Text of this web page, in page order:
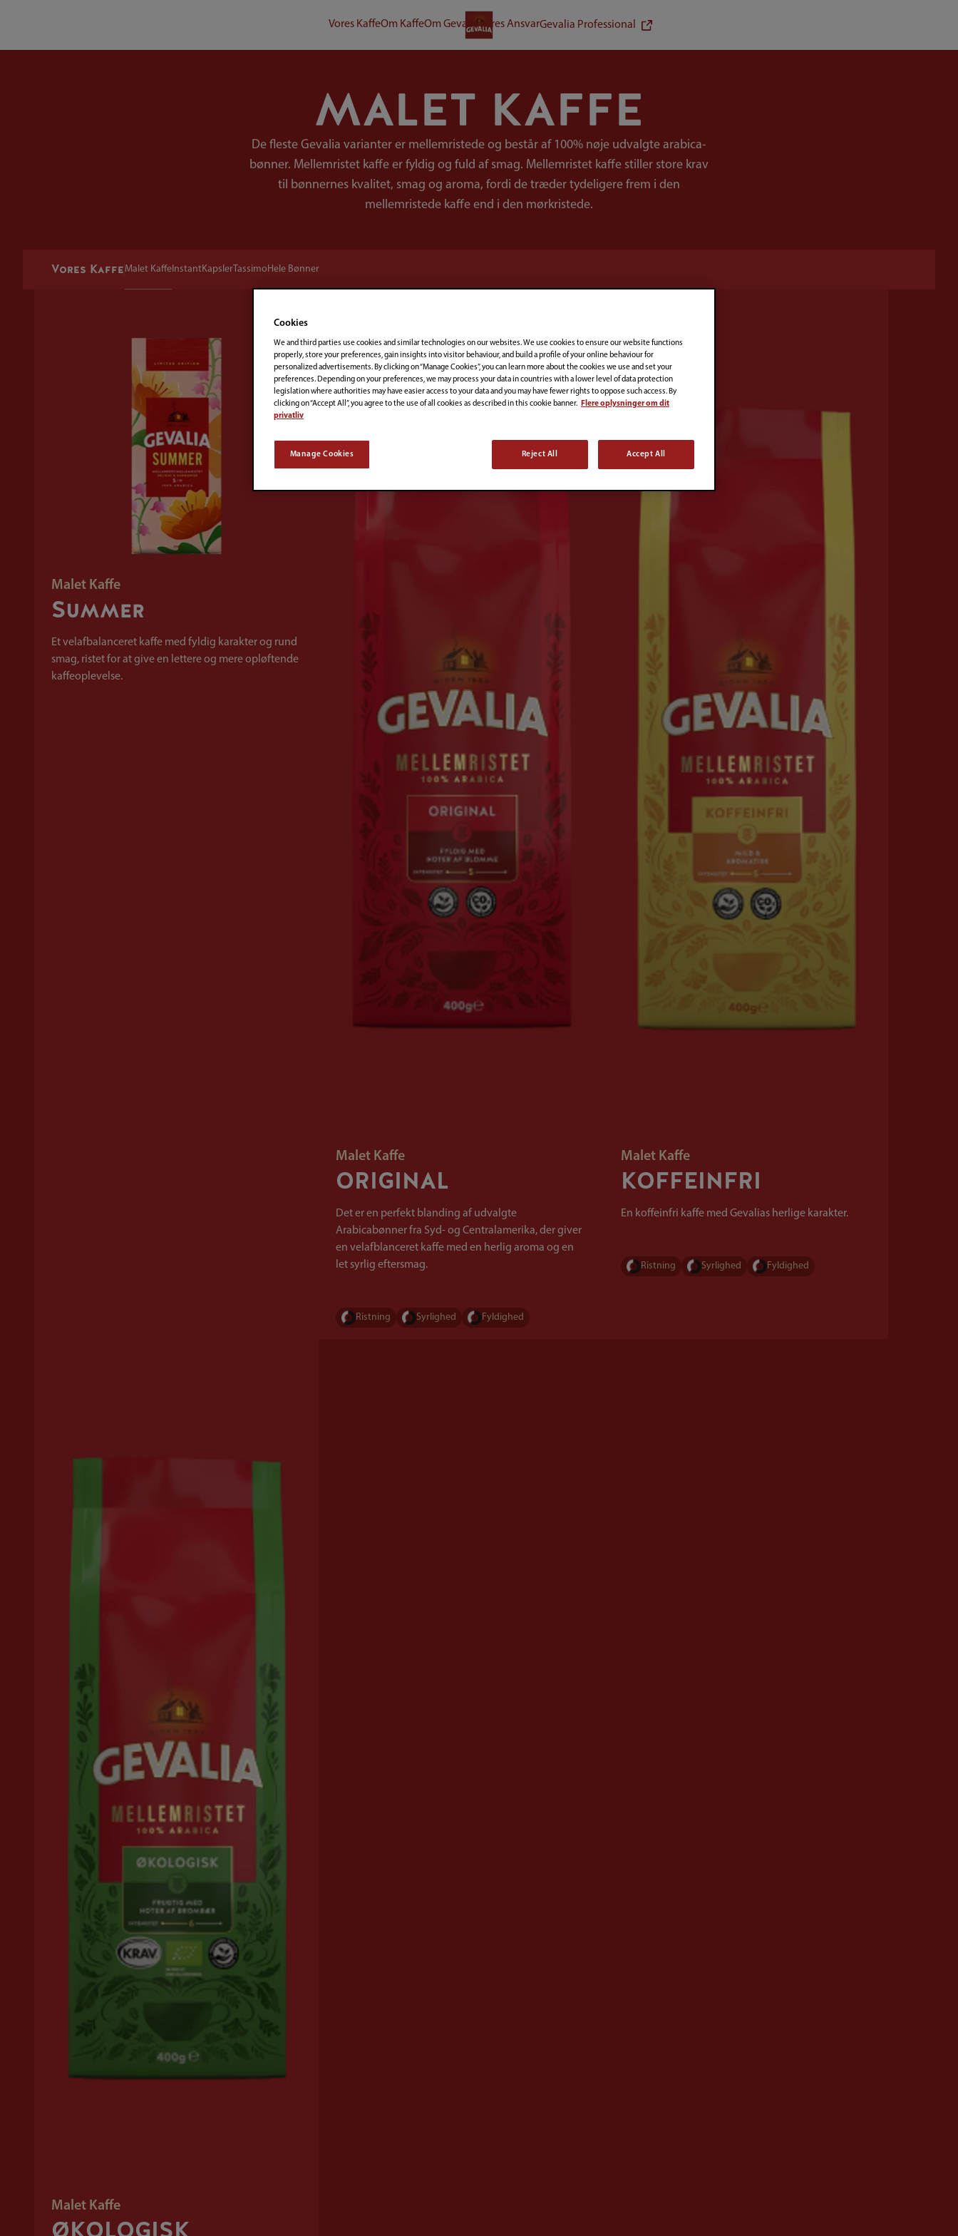
Vores KaffeOm KaffeOm GevaliaVores AnsvarGevalia Professional (External link)
MALET KAFFE
De fleste Gevalia varianter er mellemristede og består af 100% nøje udvalgte arabica-
bønner. Mellemristet kaffe er fyldig og fuld af smag. Mellemristet kaffe stiller store krav
til bønnernes kvalitet, smag og aroma, fordi de træder tydeligere frem i den
mellemristede kaffe end i den mørkristede.
Vores Kaffe Malet KaffeInstantKapsler TassimoHele Bønner
Malet Kaffe
Summer
Et velafbalanceret kaffe med fyldig karakter og rund
smag, ristet for at give en lettere og mere opløftende
kaffeoplevelse.
Malet Kaffe
ORIGINAL
Det er en perfekt blanding af udvalgte
Arabicabønner fra Syd- og Centralamerika, der giver
en velafblanceret kaffe med en herlig aroma og en
let syrlig eftersmag.
Ristning Syrlighed Fyldighed
Malet Kaffe
KOFFEINFRI
En koffeinfri kaffe med Gevalias herlige karakter.
Ristning Syrlighed Fyldighed
Malet Kaffe
Cookies
We and third parties use cookies and similar technologies on our websites. We use cookies to ensure our website functions
properly, store your preferences, gain insights into visitor behaviour, and build a profile of your online behaviour for
personalized advertisements. By clicking on “Manage Cookies”, you can learn more about the cookies we use and set your
preferences. Depending on your preferences, we may process your data in countries with a lower level of data protection
legislation where authorities may have easier access to your data and you may have fewer rights to oppose such access. By
clicking on “Accept All”, you agree to the use of all cookies as described in this cookie banner. Flere oplysninger om dit
privatliv
Manage Cookies Reject All Accept All